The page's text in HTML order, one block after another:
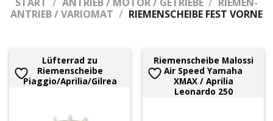
ANTRIEB / VARIOMAT / RIEMENSCHEIBE FEST VORNE
Lüfterrad zu
Riemenscheibe
Piaggio/Aprilia/Gilrea
Riemenscheibe Malossi
Air Speed Yamaha
XMAX / Aprilia
Leonardo 250